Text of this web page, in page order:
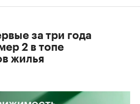
за три года
2 в топе
жилья